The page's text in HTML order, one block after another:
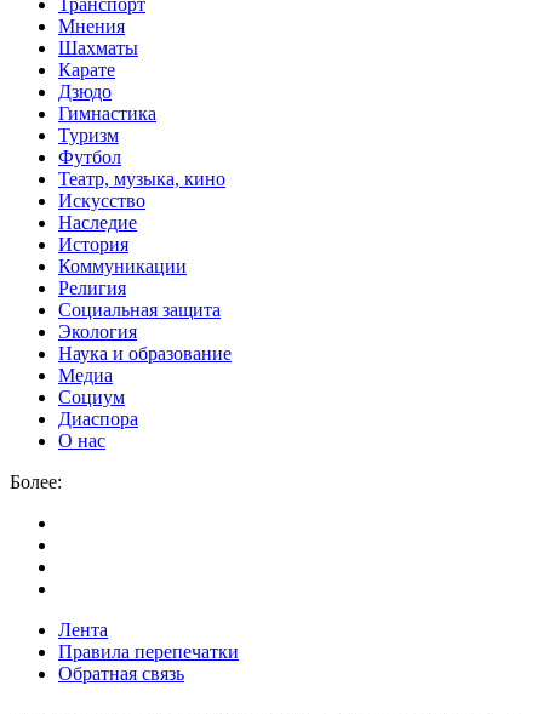
Транспорт
Мнения
Шахматы
Карате
Дзюдо
Гимнастика
Туризм
Футбол
Театр, музыка, кино
Искусство
Наследие
История
Коммуникации
Религия
Социальная защита
Экология
Наука и образование
Медиа
Социум
Диаспора
О нас
Более:
Лента
Правила перепечатки
Обратная связь